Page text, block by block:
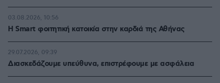
Η Smart φοιτητική κατοικία στην καρδιά της Αθήνας
03.08.2026, 10:56
Διασκεδάζουμε υπεύθυνα, επιστρέφουμε με ασφάλεια
29.07.2026, 09:39